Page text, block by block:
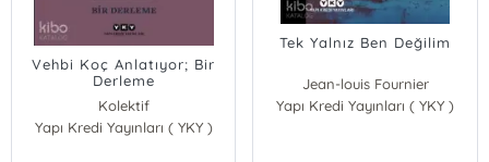
Vehbi Koç Anlatıyor; Bir
Derleme
Kolektif
Yapı Kredi Yayınları ( YKY )
Tek Yalnız Ben Değilim
Jean-louis Fournier
Yapı Kredi Yayınları ( YKY )